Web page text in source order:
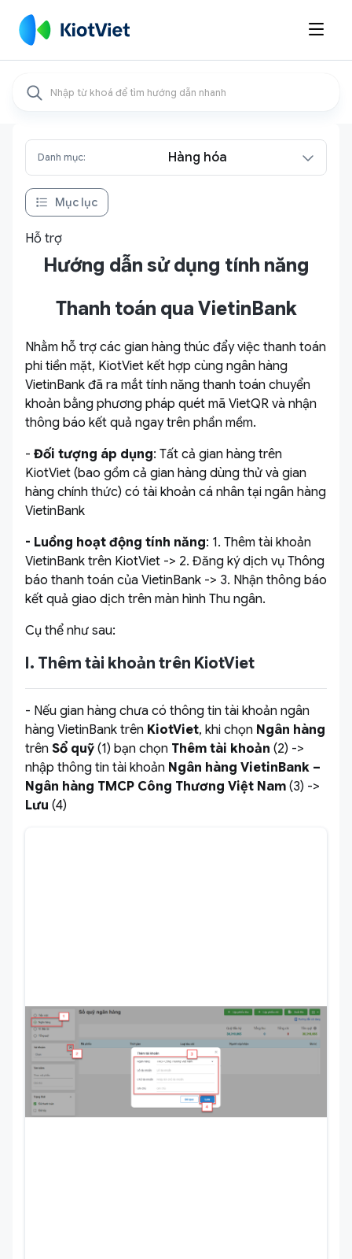

Danh mục: Hàng hóa
Mục lục
Hỗ trợ
Hướng dẫn sử dụng tính năng
Thanh toán qua VietinBank
Nhằm hỗ trợ các gian hàng thúc đẩy việc thanh toán
phi tiền mặt, KiotViet kết hợp cùng ngân hàng
VietinBank đã ra mắt tính năng thanh toán chuyển
khoản bằng phương pháp quét mã VietQR và nhận
thông báo kết quả ngay trên phần mềm.
- Đối tượng áp dụng: Tất cả gian hàng trên
KiotViet (bao gồm cả gian hàng dùng thử và gian
hàng chính thức) có tài khoản cá nhân tại ngân hàng
VietinBank
- Luồng hoạt động tính năng: 1. Thêm tài khoản
VietinBank trên KiotViet -> 2. Đăng ký dịch vụ Thông
báo thanh toán của VietinBank -> 3. Nhận thông báo
kết quả giao dịch trên màn hình Thu ngân.
Cụ thể như sau:
I. Thêm tài khoản trên KiotViet
- Nếu gian hàng chưa có thông tin tài khoản ngân
hàng VietinBank trên KiotViet, khi chọn Ngân hàng
trên Sổ quỹ (1) bạn chọn Thêm tài khoản (2) ->
nhập thông tin tài khoản Ngân hàng VietinBank –
Ngân hàng TMCP Công Thương Việt Nam (3) ->
Lưu (4)